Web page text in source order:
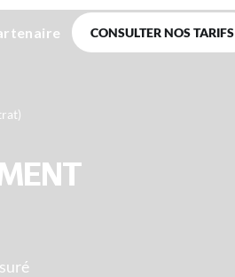
CONSULTER NOS TARIFS